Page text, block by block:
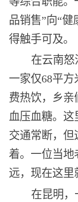
品销售”向“健
得触手可及。
在云南怒
一家仅68平
费热饮，乡亲
血压血糖。这
交通常断，但
着。一位当地
远，现在这里
在昆明，